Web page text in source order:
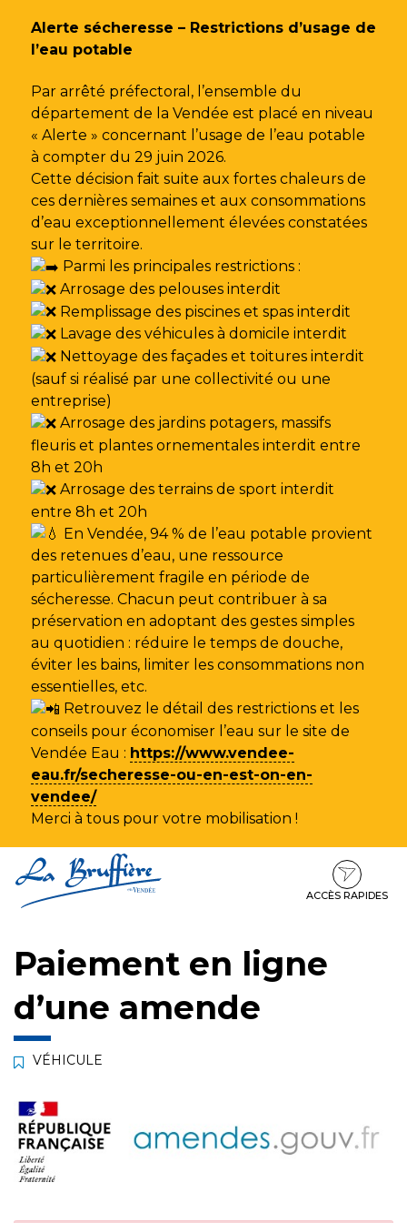
Alerte sécheresse – Restrictions d’usage de
l’eau potable
Par arrêté préfectoral, l’ensemble du
département de la Vendée est placé en niveau
« Alerte » concernant l’usage de l’eau potable
à compter du 29 juin 2026.
Cette décision fait suite aux fortes chaleurs de
ces dernières semaines et aux consommations
d’eau exceptionnellement élevées constatées
sur le territoire.
Parmi les principales restrictions :
Arrosage des pelouses interdit
Remplissage des piscines et spas interdit
Lavage des véhicules à domicile interdit
Nettoyage des façades et toitures interdit
(sauf si réalisé par une collectivité ou une
entreprise)
Arrosage des jardins potagers, massifs
fleuris et plantes ornementales interdit entre
8h et 20h
Arrosage des terrains de sport interdit
entre 8h et 20h
En Vendée, 94 % de l’eau potable provient
des retenues d’eau, une ressource
particulièrement fragile en période de
sécheresse. Chacun peut contribuer à sa
préservation en adoptant des gestes simples
au quotidien : réduire le temps de douche,
éviter les bains, limiter les consommations non
essentielles, etc.
Retrouvez le détail des restrictions et les
conseils pour économiser l’eau sur le site de
Vendée Eau : https://www.vendee-
eau.fr/secheresse-ou-en-est-on-en-
vendee/
Merci à tous pour votre mobilisation !
au
contenu
au
ACCÈS RAPIDES
Paiement en ligne
d’une amende
VÉHICULE